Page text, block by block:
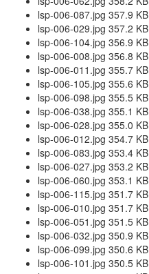
lsp-006-087.jpg 357.9 KB
lsp-006-029.jpg 357.2 KB
lsp-006-104.jpg 356.9 KB
lsp-006-008.jpg 356.8 KB
lsp-006-011.jpg 355.7 KB
lsp-006-105.jpg 355.6 KB
lsp-006-098.jpg 355.5 KB
lsp-006-038.jpg 355.1 KB
lsp-006-028.jpg 355.0 KB
lsp-006-012.jpg 354.7 KB
lsp-006-083.jpg 353.4 KB
lsp-006-027.jpg 353.2 KB
lsp-006-060.jpg 353.1 KB
lsp-006-115.jpg 351.7 KB
lsp-006-010.jpg 351.7 KB
lsp-006-051.jpg 351.5 KB
lsp-006-032.jpg 350.9 KB
lsp-006-099.jpg 350.6 KB
lsp-006-101.jpg 350.5 KB